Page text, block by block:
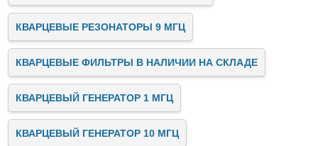
КВАРЦЕВЫЕ РЕЗОНАТОРЫ 9 МГЦ
КВАРЦЕВЫЕ ФИЛЬТРЫ В НАЛИЧИИ НА СКЛАДЕ
КВАРЦЕВЫЙ ГЕНЕРАТОР 1 МГЦ
КВАРЦЕВЫЙ ГЕНЕРАТОР 10 МГЦ